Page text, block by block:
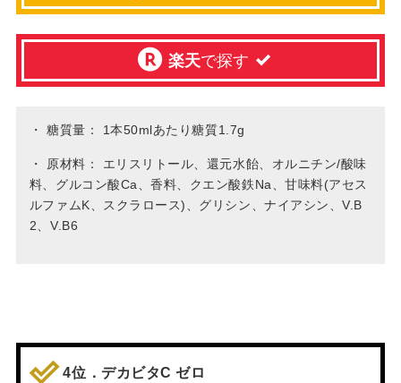
楽天で探す
・ 糖質量： 1本50mlあたり糖質1.7g
・
原材料： エリスリトール、還元水飴、オルニチン/酸味
料、グルコン酸Ca、香料、クエン酸鉄Na、甘味料(アセス
ルファムK、スクラロース)、グリシン、ナイアシン、V.B
2、V.B6
4位．デカビタC ゼロ